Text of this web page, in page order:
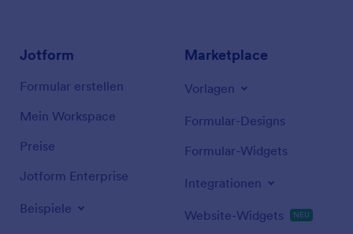
Jotform
Formular erstellen
Mein Workspace
Preise
Jotform Enterprise
Beispiele
Marketplace
Vorlagen
Formular-Designs
Formular-Widgets
Integrationen
Website-Widgets NEU